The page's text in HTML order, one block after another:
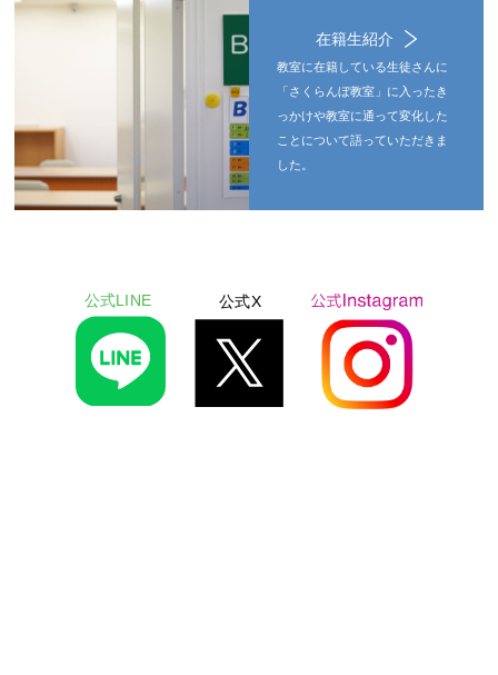
在籍生紹介
教室に在籍している生徒さんに
「さくらんぼ教室」に入ったき
っかけや教室に通って変化した
ことについて語っていただきま
した。